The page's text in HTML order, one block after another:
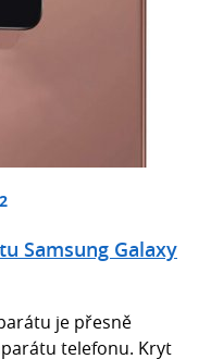
Samsung Galaxy
je přesně
telefonu. Kryt